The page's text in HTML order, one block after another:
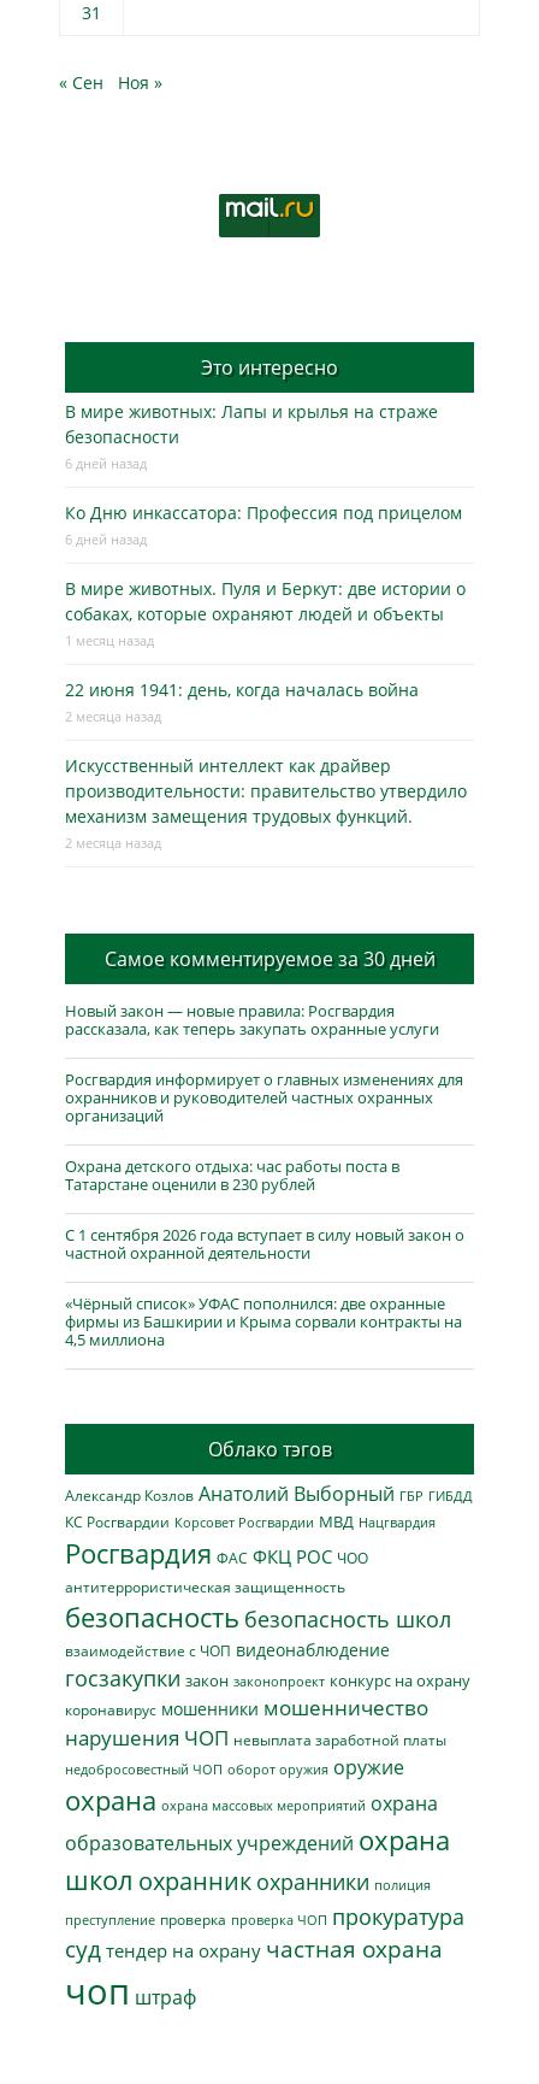
31
« Сен Ноя »
Это интересно
В мире животных: Лапы и крылья на страже
безопасности
6 дней назад
Ко Дню инкассатора: Профессия под прицелом
6 дней назад
В мире животных. Пуля и Беркут: две истории о
собаках, которые охраняют людей и объекты
1 месяц назад
22 июня 1941: день, когда началась война
2 месяца назад
Искусственный интеллект как драйвер
производительности: правительство утвердило
механизм замещения трудовых функций.
2 месяца назад
Самое комментируемое за 30 дней
Новый закон — новые правила: Росгвардия
рассказала, как теперь закупать охранные услуги
Росгвардия информирует о главных изменениях для
охранников и руководителей частных охранных
организаций
Охрана детского отдыха: час работы поста в
Татарстане оценили в 230 рублей
С 1 сентября 2026 года вступает в силу новый закон о
частной охранной деятельности
«Чёрный список» УФАС пополнился: две охранные
фирмы из Башкирии и Крыма сорвали контракты на
4,5 миллиона
Облако тэгов
Александр Козлов Анатолий Выборный ГБР ГИБДД
КС Росгвардии Корсовет Росгвардии МВД Нацгвардия
Росгвардия ФАС ФКЦ РОС ЧОО
антитеррористическая защищенность
безопасность безопасность школ
взаимодействие с ЧОП видеонаблюдение
госзакупки закон законопроект конкурс на охрану
коронавирус мошенники мошенничество
нарушения ЧОП невыплата заработной платы
недобросовестный ЧОП оборот оружия оружие
охрана охрана массовых мероприятий охрана
образовательных учреждений охрана
школ охранник охранники полиция
преступление проверка проверка ЧОП прокуратура
суд тендер на охрану частная охрана
чоп штраф